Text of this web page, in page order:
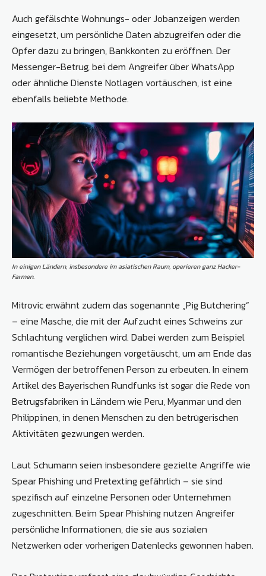
Auch gefälschte Wohnungs- oder Jobanzeigen werden
eingesetzt, um persönliche Daten abzugreifen oder die
Opfer dazu zu bringen, Bankkonten zu eröffnen. Der
Messenger-Betrug, bei dem Angreifer über WhatsApp
oder ähnliche Dienste Notlagen vortäuschen, ist eine
ebenfalls beliebte Methode.
In einigen Ländern, insbesondere im asiatischen Raum, operieren ganz Hacker-
Farmen.
Mitrovic erwähnt zudem das sogenannte „Pig Butchering“
– eine Masche, die mit der Aufzucht eines Schweins zur
Schlachtung verglichen wird. Dabei werden zum Beispiel
romantische Beziehungen vorgetäuscht, um am Ende das
Vermögen der betroffenen Person zu erbeuten. In einem
Artikel des Bayerischen Rundfunks ist sogar die Rede von
Betrugsfabriken in Ländern wie Peru, Myanmar und den
Philippinen, in denen Menschen zu den betrügerischen
Aktivitäten gezwungen werden.
Laut Schumann seien insbesondere gezielte Angriffe wie
Spear Phishing und Pretexting gefährlich – sie sind
spezifisch auf einzelne Personen oder Unternehmen
zugeschnitten. Beim Spear Phishing nutzen Angreifer
persönliche Informationen, die sie aus sozialen
Netzwerken oder vorherigen Datenlecks gewonnen haben.